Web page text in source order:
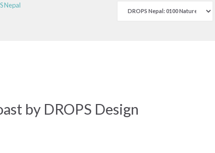
Nepal
by DROPS Design